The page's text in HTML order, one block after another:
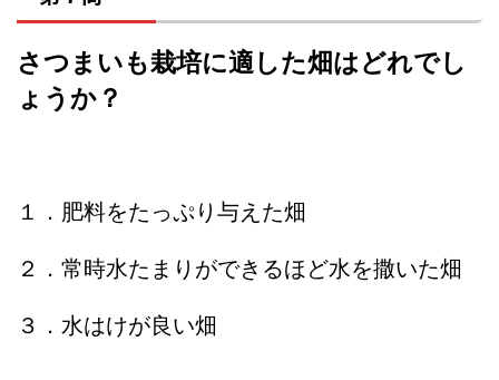
さつまいも栽培に適した畑はどれでし
ょうか？
１．肥料をたっぷり与えた畑
２．常時水たまりができるほど水を撒いた畑
３．水はけが良い畑